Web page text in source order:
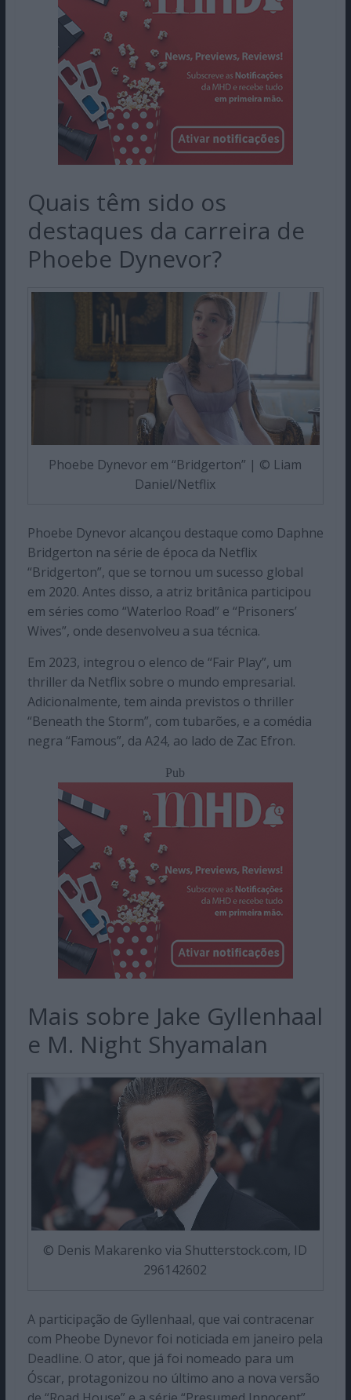
Quais têm sido os
destaques da carreira de
Phoebe Dynevor?
Phoebe Dynevor em “Bridgerton” | © Liam
Daniel/Netflix
Phoebe Dynevor alcançou destaque como Daphne
Bridgerton na série de época da Netflix
“Bridgerton”, que se tornou um sucesso global
em 2020. Antes disso, a atriz britânica participou
em séries como “Waterloo Road” e “Prisoners’
Wives”, onde desenvolveu a sua técnica.
Em 2023, integrou o elenco de “Fair Play”, um
thriller da Netflix sobre o mundo empresarial.
Adicionalmente, tem ainda previstos o thriller
“Beneath the Storm”, com tubarões, e a comédia
negra “Famous”, da A24, ao lado de Zac Efron.
Pub
Mais sobre Jake Gyllenhaal
e M. Night Shyamalan
© Denis Makarenko via Shutterstock.com, ID
296142602
A participação de Gyllenhaal, que vai contracenar
com Pheobe Dynevor foi noticiada em janeiro pela
Deadline. O ator, que já foi nomeado para um
Óscar, protagonizou no último ano a nova versão